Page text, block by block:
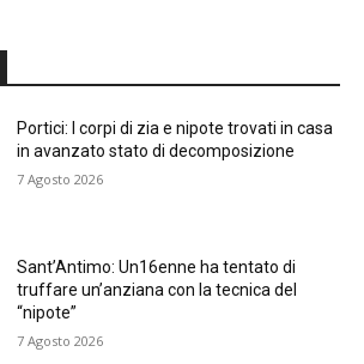
Portici: I corpi di zia e nipote trovati in casa
in avanzato stato di decomposizione
7 Agosto 2026
Sant’Antimo: Un16enne ha tentato di
truffare un’anziana con la tecnica del
“nipote”
7 Agosto 2026